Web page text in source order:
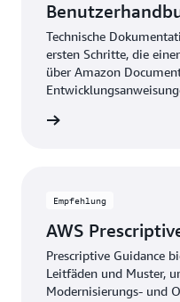
Technische
ersten Schritte, die
über Amazon
Empfehlung
AWS
Prescriptive Guidance
Leitfäden und Muster,
Modernisierungs- und